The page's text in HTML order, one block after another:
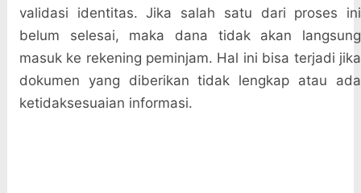
validasi identitas. Jika salah satu dari proses ini
belum selesai, maka dana tidak akan langsung
masuk ke rekening peminjam. Hal ini bisa terjadi jika
dokumen yang diberikan tidak lengkap atau ada
ketidaksesuaian informasi.